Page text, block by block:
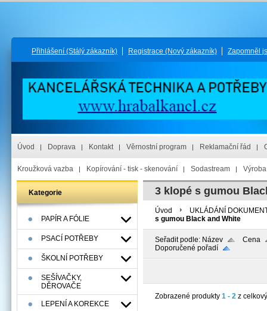
Přihlášení (Stálý zákazník) Registrace (Nový zákazník) Zapomněl
Úvod Doprava Kontakt Věrnostní program Reklamační řád
Kroužková vazba Kopírování - tisk - skenování Sodastream
Kategorie
PAPÍR A FÓLIE
PSACÍ POTŘEBY
ŠKOLNÍ POTŘEBY
SEŠÍVAČKY,
DĚROVAČE
LEPENÍ A KOREKCE
3 klopé s gumou
Úvod
UKLÁDÁNÍ
s gumou Black and White
Seřadit podle: Název
Cena
Doporučené pořadí
Zobrazené produkty 1 - 2 z